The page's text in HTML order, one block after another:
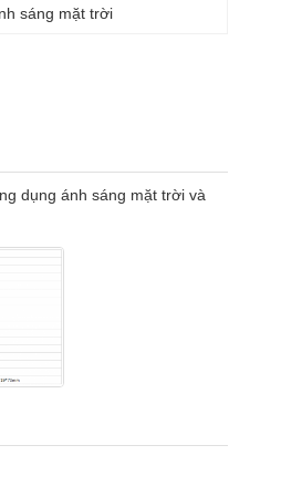
sáng mặt trời
dụng ánh sáng mặt trời và